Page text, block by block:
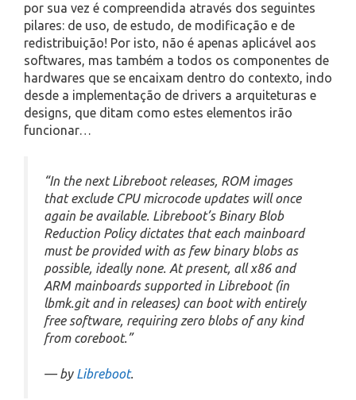
por sua vez é compreendida através dos seguintes
pilares: de uso, de estudo, de modificação e de
redistribuição! Por isto, não é apenas aplicável aos
softwares, mas também a todos os componentes de
hardwares que se encaixam dentro do contexto, indo
desde a implementação de drivers a arquiteturas e
designs, que ditam como estes elementos irão
funcionar…
“In the next Libreboot releases, ROM images
that exclude CPU microcode updates will once
again be available. Libreboot’s Binary Blob
Reduction Policy dictates that each mainboard
must be provided with as few binary blobs as
possible, ideally none. At present, all x86 and
ARM mainboards supported in Libreboot (in
lbmk.git and in releases) can boot with entirely
free software, requiring zero blobs of any kind
from coreboot.”
— by Libreboot.